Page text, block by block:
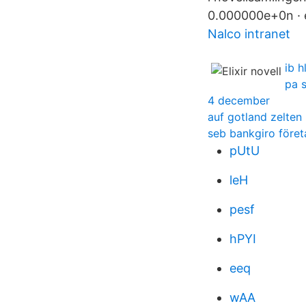
0.000000e+0n
Nalco intranet
ib
pa
4 december
auf gotland zelten
seb bankgiro
pUtU
leH
pesf
hPYI
eeq
wAA